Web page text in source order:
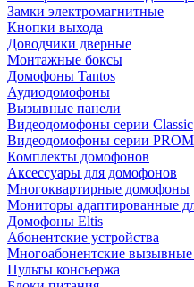
Замки электромагнитные
Кнопки выхода
Доводчики дверные
Монтажные боксы
Домофоны Tantos
Аудиодомофоны
Вызывные панели
Видеодомофоны серии Classic
Видеодомофоны серии
Комплекты домофонов
Аксессуары для домофонов
Многоквартирные домофоны
Мониторы адаптированные
Домофоны Eltis
Абонентские устройства
Многоабонентские вызывные
Пульты консьержа